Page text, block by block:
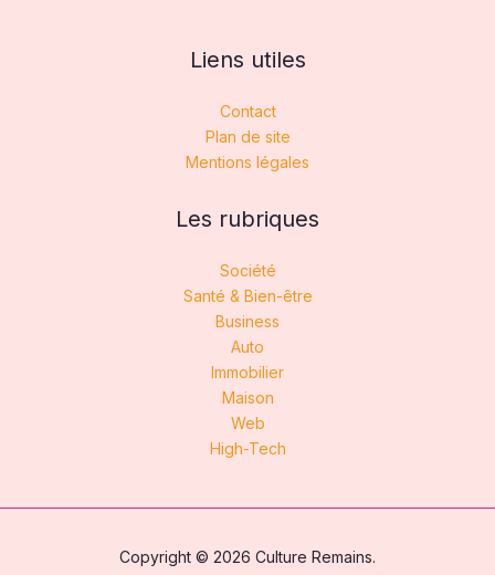
Liens utiles
Contact
Plan de site
Mentions légales
Les rubriques
Société
Santé & Bien-être
Business
Auto
Immobilier
Maison
Web
High-Tech
Copyright © 2026 Culture Remains.